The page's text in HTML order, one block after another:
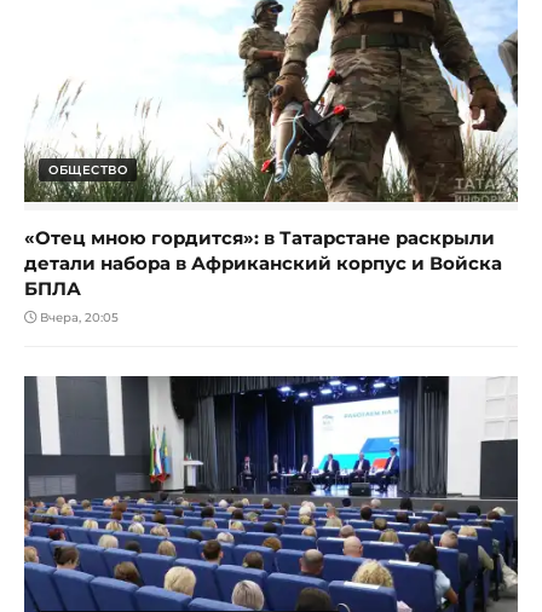
ОБЩЕСТВО
«Отец мною гордится»: в Татарстане раскрыли
детали набора в Африканский корпус и Войска
БПЛА
Вчера, 20:05